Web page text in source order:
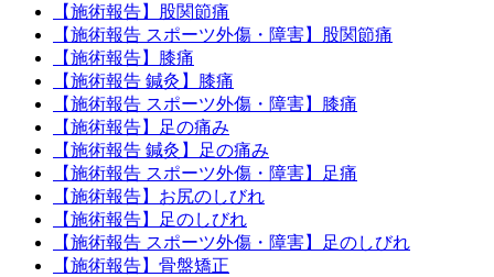
【施術報告】股関節痛
【施術報告 スポーツ外傷・障害】股関節痛
【施術報告】膝痛
【施術報告 鍼灸】膝痛
【施術報告 スポーツ外傷・障害】膝痛
【施術報告】足の痛み
【施術報告 鍼灸】足の痛み
【施術報告 スポーツ外傷・障害】足痛
【施術報告】お尻のしびれ
【施術報告】足のしびれ
【施術報告 スポーツ外傷・障害】足のしびれ
【施術報告】骨盤矯正